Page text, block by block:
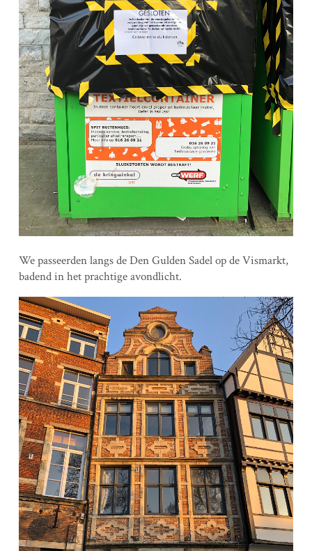
We passeerden langs de Den Gulden Sadel op de Vismarkt,
badend in het prachtige avondlicht.